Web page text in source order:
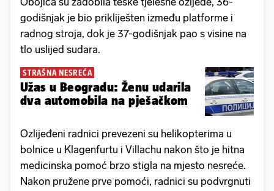
godišnjak je bio prikliješten između platforme i
radnog stroja, dok je 37-godišnjak pao s visine na
tlo uslijed sudara.
STRAŠNA NESREĆA
Užas u Beogradu: Ženu udarila
dva automobila na pješačkom
Ozlijeđeni radnici prevezeni su helikopterima u
bolnice u Klagenfurtu i Villachu nakon što je hitna
medicinska pomoć brzo stigla na mjesto nesreće.
Nakon pružene prve pomoći, radnici su podvrgnuti